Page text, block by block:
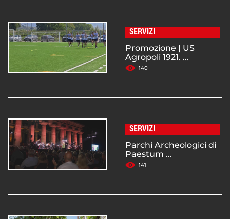
SERVIZI
Promozione | US
Agropoli 1921. ...
140
SERVIZI
Parchi Archeologici di
Paestum ...
141